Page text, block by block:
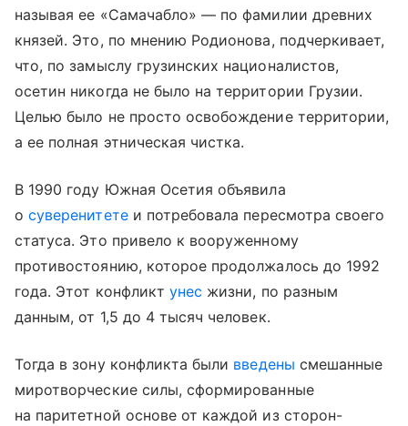
называя ее «Самачабло» — по фамилии древних
князей. Это, по мнению Родионова, подчеркивает,
что, по замыслу грузинских националистов,
осетин никогда не было на территории Грузии.
Целью было не просто освобождение территории,
а ее полная этническая чистка.
В 1990 году Южная Осетия объявила
осуверенитетеи потребовала пересмотра своего
статуса. Это привело к вооруженному
противостоянию, которое продолжалось до 1992
года. Этот конфликт унес жизни, по разным
данным, от 1,5 до 4 тысяч человек.
Тогда в зону конфликта были введены смешанные
миротворческие силы, сформированные
на паритетной основе от каждой из сторон-